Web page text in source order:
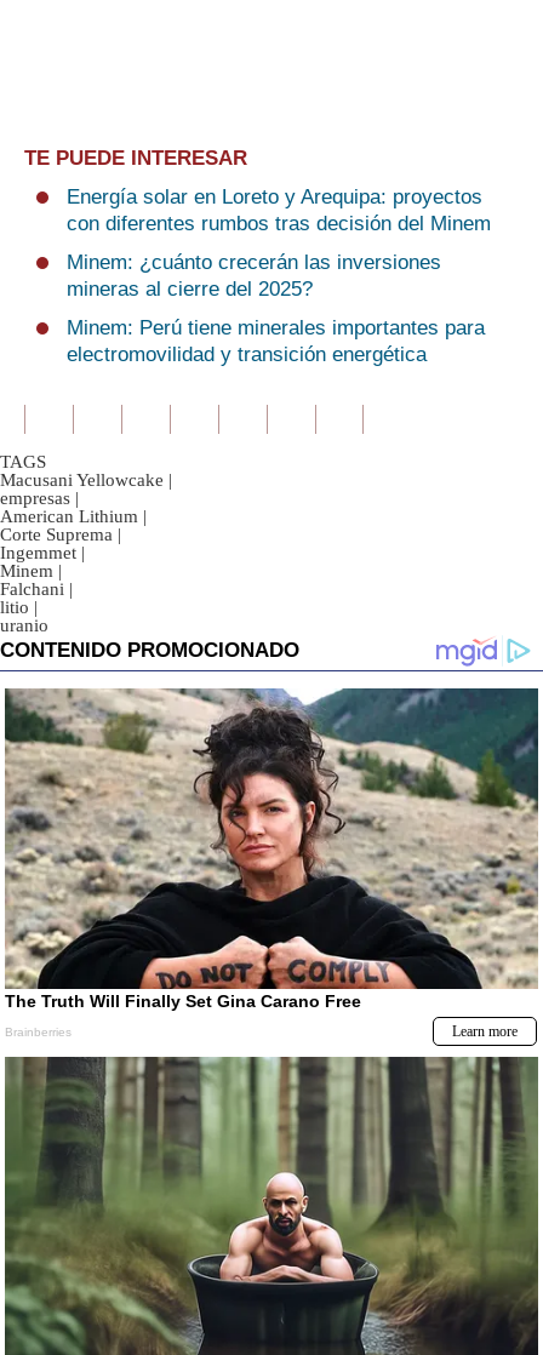
TE PUEDE INTERESAR
Energía solar en Loreto y Arequipa: proyectos
con diferentes rumbos tras decisión del Minem
Minem: ¿cuánto crecerán las inversiones
mineras al cierre del 2025?
Minem: Perú tiene minerales importantes para
electromovilidad y transición energética
TAGS
Macusani Yellowcake |
empresas |
American Lithium |
Corte Suprema |
Ingemmet |
Minem |
Falchani |
litio |
uranio